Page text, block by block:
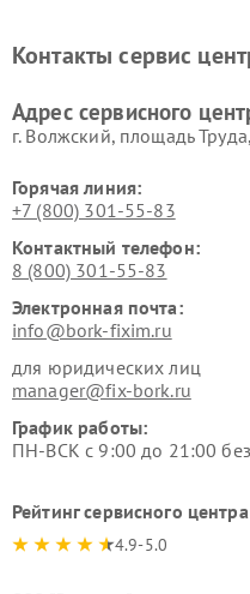
воздуха Bork
Bork
Контакты сервис
Адрес сервисного
г. Волжский, площадь
Горячая линия:
+7 (800) 301-55-83
Контактный телефон:
8 (800) 301-55-83
Электронная почта:
info@bork-fixim.ru
для юридических лиц
manager@fix-bork.ru
График работы:
ПН-ВСК с 9:00 до 21:00
Рейтинг сервисного центра
4.9-5.0